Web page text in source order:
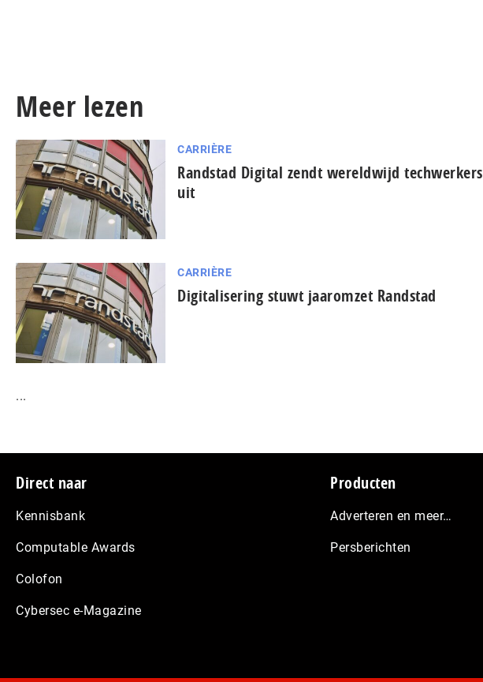
Meer lezen
CARRIÈRE
Randstad Digital zendt wereldwijd techwerkers
uit
CARRIÈRE
Digitalisering stuwt jaaromzet Randstad
...
Footer
Direct naar
Kennisbank
Computable Awards
Colofon
Cybersec e-Magazine
Producten
Adverteren en meer…
Persberichten